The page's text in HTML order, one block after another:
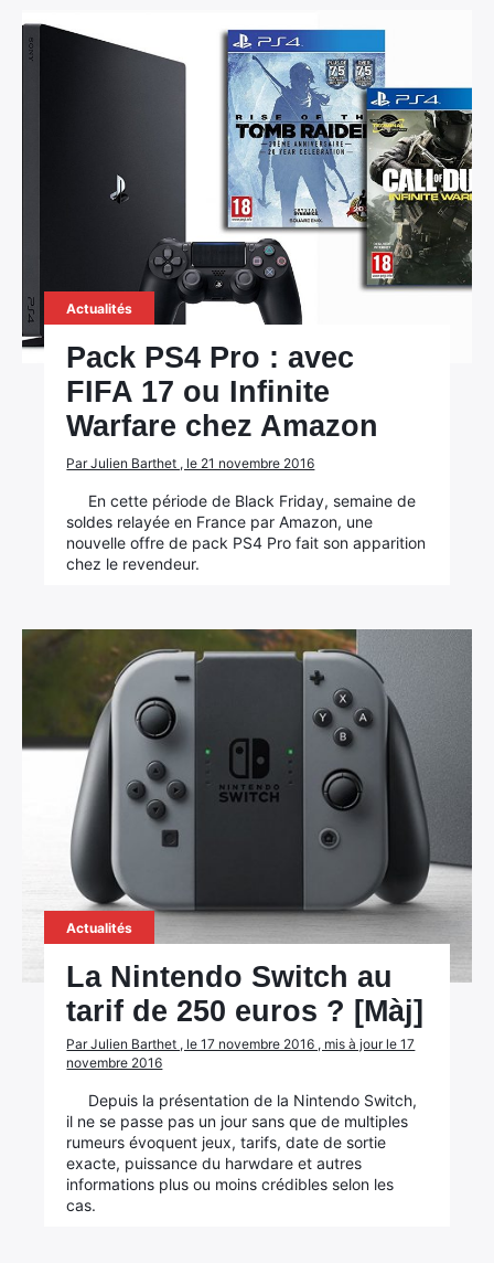
Actualités
Pack PS4 Pro : avec
FIFA 17 ou Infinite
Warfare chez Amazon
Par Julien Barthet , le 21 novembre 2016
En cette période de Black Friday, semaine de
soldes relayée en France par Amazon, une
nouvelle offre de pack PS4 Pro fait son apparition
chez le revendeur.
Actualités
La Nintendo Switch au
tarif de 250 euros ? [Màj]
Par Julien Barthet , le 17 novembre 2016 , mis à jour le 17
novembre 2016
Depuis la présentation de la Nintendo Switch,
il ne se passe pas un jour sans que de multiples
rumeurs évoquent jeux, tarifs, date de sortie
exacte, puissance du harwdare et autres
informations plus ou moins crédibles selon les
cas.